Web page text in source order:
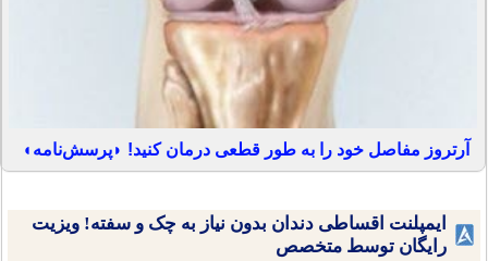
آرتروز مفاصل خود را به طور قطعی درمان کنید! ◗پرسش‌نامه◖
ایمپلنت اقساطی دندان بدون نیاز به چک و سفته! ویزیت
رایگان توسط متخصص